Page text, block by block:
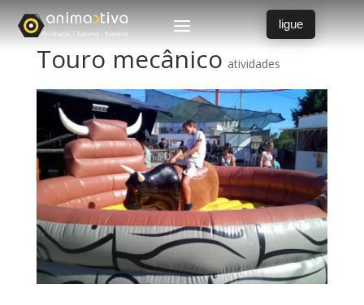
ligue
Touro mecânico atividades